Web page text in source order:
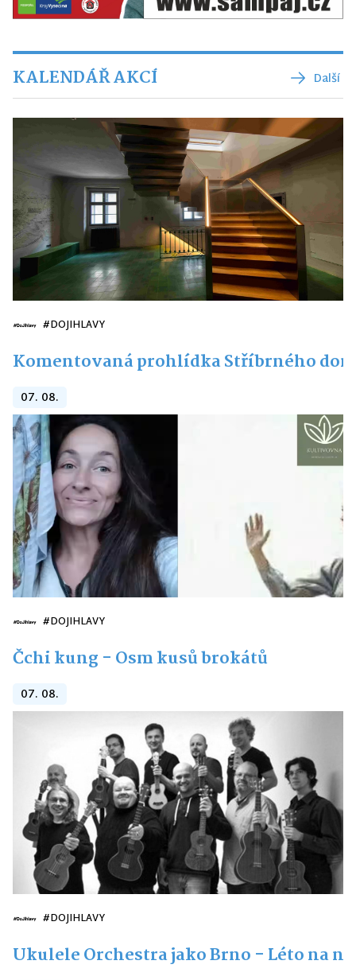
KALENDÁŘ AKCÍ Další
#DOJIHLAVY
Komentovaná prohlídka Stříbrného
07. 08.
#DOJIHLAVY
Čchi kung - Osm kusů brokátů
07. 08.
#DOJIHLAVY
Ukulele Orchestra jako Brno - Léto na